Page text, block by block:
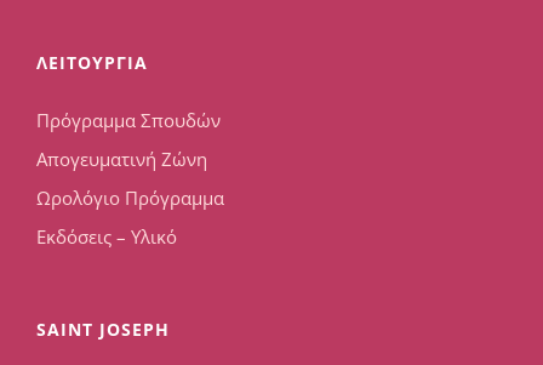
ΛΕΙΤΟΥΡΓΙΑ
Πρόγραμμα Σπουδών
Απογευματινή Ζώνη
Ωρολόγιο Πρόγραμμα
Εκδόσεις – Υλικό
SAINT JOSEPH